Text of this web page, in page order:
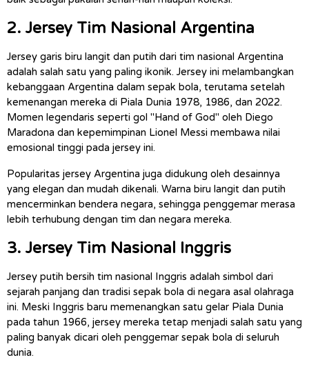
2. Jersey Tim Nasional Argentina
Jersey garis biru langit dan putih dari tim nasional Argentina
adalah salah satu yang paling ikonik. Jersey ini melambangkan
kebanggaan Argentina dalam sepak bola, terutama setelah
kemenangan mereka di Piala Dunia 1978, 1986, dan 2022.
Momen legendaris seperti gol "Hand of God" oleh Diego
Maradona dan kepemimpinan Lionel Messi membawa nilai
emosional tinggi pada jersey ini.
Popularitas jersey Argentina juga didukung oleh desainnya
yang elegan dan mudah dikenali. Warna biru langit dan putih
mencerminkan bendera negara, sehingga penggemar merasa
lebih terhubung dengan tim dan negara mereka.
3. Jersey Tim Nasional Inggris
Jersey putih bersih tim nasional Inggris adalah simbol dari
sejarah panjang dan tradisi sepak bola di negara asal olahraga
ini. Meski Inggris baru memenangkan satu gelar Piala Dunia
pada tahun 1966, jersey mereka tetap menjadi salah satu yang
paling banyak dicari oleh penggemar sepak bola di seluruh
dunia.